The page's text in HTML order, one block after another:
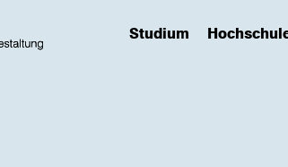
Studium
(has submenu)
(has